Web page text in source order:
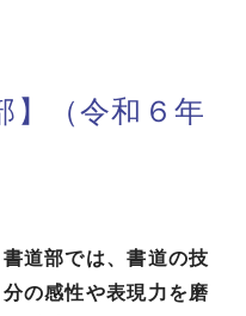
】（令和６年
道部では、書道の技
の感性や表現力を磨